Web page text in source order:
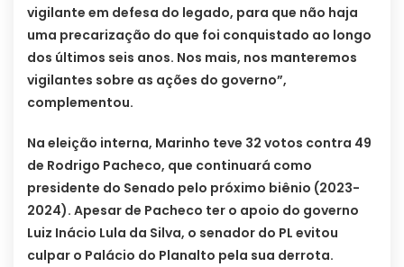
vigilante em defesa do legado, para que não haja
uma precarização do que foi conquistado ao longo
dos últimos seis anos. Nos mais, nos manteremos
vigilantes sobre as ações do governo”,
complementou.
Na eleição interna, Marinho teve 32 votos contra 49
de Rodrigo Pacheco, que continuará como
presidente do Senado pelo próximo biênio (2023-
2024). Apesar de Pacheco ter o apoio do governo
Luiz Inácio Lula da Silva, o senador do PL evitou
culpar o Palácio do Planalto pela sua derrota.